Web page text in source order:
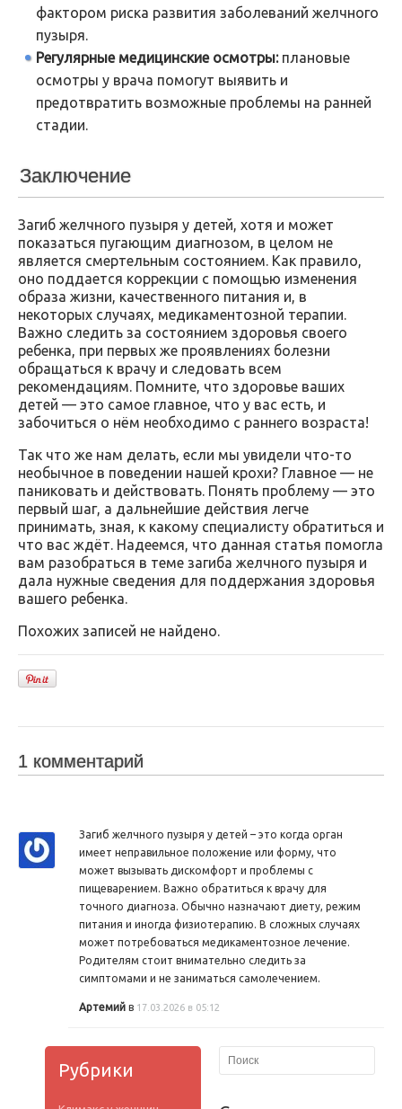
фактором риска развития заболеваний желчного
пузыря.
Регулярные медицинские осмотры:плановые
осмотры у врача помогут выявить и
предотвратить возможные проблемы на ранней
стадии.
Заключение
Загиб желчного пузыря у детей, хотя и может
показаться пугающим диагнозом, в целом не
является смертельным состоянием. Как правило,
оно поддается коррекции с помощью изменения
образа жизни, качественного питания и, в
некоторых случаях, медикаментозной терапии.
Важно следить за состоянием здоровья своего
ребенка, при первых же проявлениях болезни
обращаться к врачу и следовать всем
рекомендациям. Помните, что здоровье ваших
детей — это самое главное, что у вас есть, и
забочиться о нём необходимо с раннего возраста!
Так что же нам делать, если мы увидели что-то
необычное в поведении нашей крохи? Главное — не
паниковать и действовать. Понять проблему — это
первый шаг, а дальнейшие действия легче
принимать, зная, к какому специалисту обратиться и
что вас ждёт. Надеемся, что данная статья помогла
вам разобраться в теме загиба желчного пузыря и
дала нужные сведения для поддержания здоровья
вашего ребенка.
Похожих записей не найдено.
1 комментарий
Загиб желчного пузыря у детей – это когда орган
имеет неправильное положение или форму, что
может вызывать дискомфорт и проблемы с
пищеварением. Важно обратиться к врачу для
точного диагноза. Обычно назначают диету, режим
питания и иногда физиотерапию. В сложных случаях
может потребоваться медикаментозное лечение.
Родителям стоит внимательно следить за
симптомами и не заниматься самолечением.
Артемий в 17.03.2026 в 05:12
Рубрики